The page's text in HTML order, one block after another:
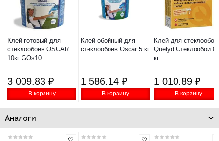
Клей готовый для
стеклообоев OSCAR
10кг GOs10
3 009.83 ₽
В корзину
Клей обойный для
стеклообоев Oscar 5 кг
1 586.14 ₽
В корзину
Клей для
Quelyd Стеклообои
кг
1 010.89 ₽
В корзину
Аналоги